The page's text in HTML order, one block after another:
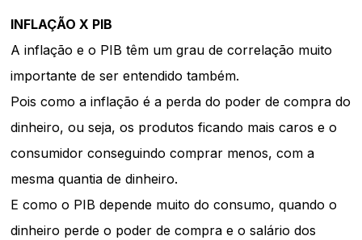
INFLAÇÃO X PIB
A inflação e o PIB têm um grau de correlação muito
importante de ser entendido também.
Pois como a inflação é a perda do poder de compra do
dinheiro, ou seja, os produtos ficando mais caros e o
consumidor conseguindo comprar menos, com a
mesma quantia de dinheiro.
E como o PIB depende muito do consumo, quando o
dinheiro perde o poder de compra e o salário dos